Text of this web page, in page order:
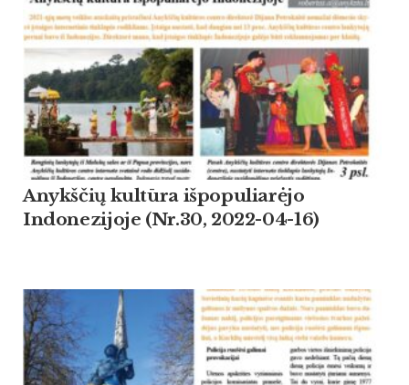
Anykščių kultūra išpopuliarėjo
Indonezijoje (Nr.30, 2022-04-16)